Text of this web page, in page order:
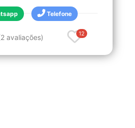
Telefone
avaliações) 12